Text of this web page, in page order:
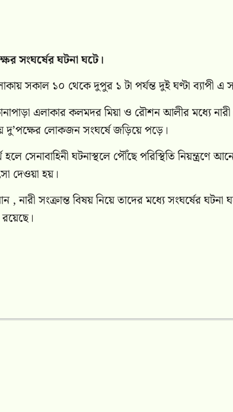
সংঘর্ষের ঘটনা ঘটে।
সকাল ১০ থেকে দুপুর ১ টা পর্যন্ত দুই ঘণ্টা ব্যাপী এ
এলাকার কলমদর মিয়া ও রৌশন আলীর মধ্যে নারী
দু’পক্ষের লোকজন সংঘর্ষে জড়িয়ে পড়ে।
সেনাবাহিনী ঘটনাস্থলে পৌঁছে পরিস্থিতি নিয়ন্ত্রণে
দেওয়া হয়।
সংক্রান্ত বিষয় নিয়ে তাদের মধ্যে সংঘর্ষের ঘটনা